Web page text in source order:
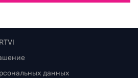
данных